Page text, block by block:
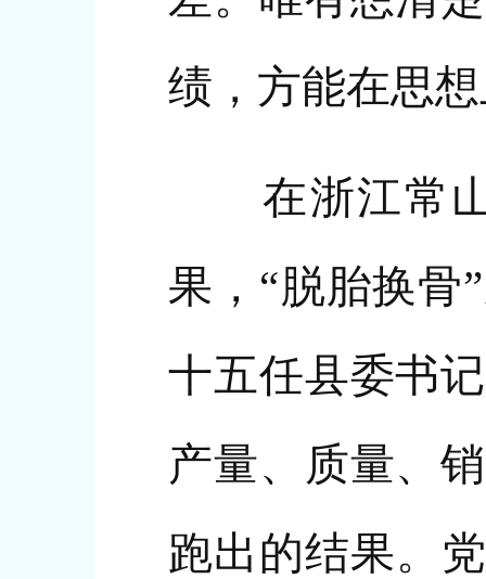
绩，方能在思
在浙江常山
果，“脱胎换骨
十五任县委书
产量、质量、
跑出的结果。